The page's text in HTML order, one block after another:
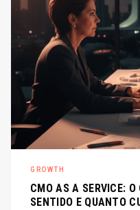
GROWTH
CMO AS A SERVICE: O
SENTIDO E QUANTO